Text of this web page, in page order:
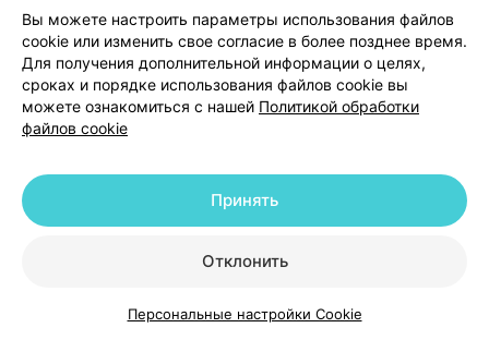
КаталогКорзинаИзбранноеПрофиль
26,62 — 41,18 р.
Где купить В корзину
Магнелек, таблетки
покрытые оболочкой, Лекфарм, Беларусь
без рецепта
Популярно Инструкция
17,40 — 26,59 р.
Где купить В корзину
Вы можете настроить параметры использования файлов
cookie или изменить свое согласие в более позднее время.
Для получения дополнительной информации о целях,
сроках и порядке использования файлов cookie вы
можете ознакомиться с нашей Политикой обработки
файлов cookie
Отклонить
Принять
Персональные настройки Cookie